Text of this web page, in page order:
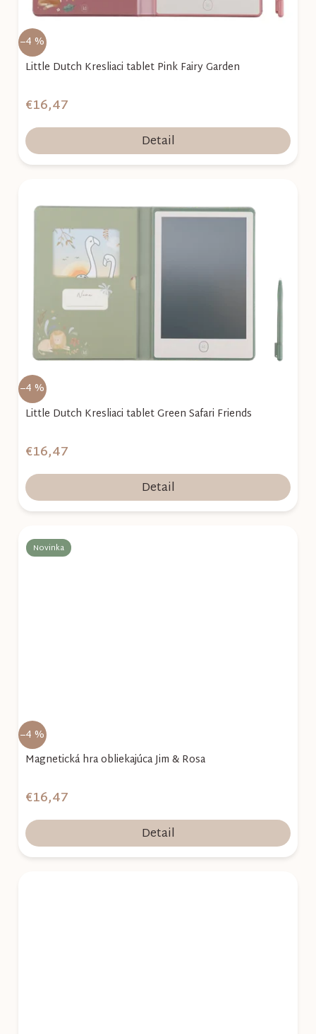
–4 %
Little Dutch Kresliaci tablet Pink Fairy Garden
€16,47
Detail
–4 %
Little Dutch Kresliaci tablet Green Safari Friends
€16,47
Detail
Novinka
–4 %
Magnetická hra obliekajúca Jim & Rosa
€16,47
Detail